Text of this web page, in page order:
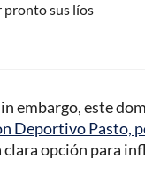
pronto sus líos
embargo, este
Deportivo Pasto,
opción para